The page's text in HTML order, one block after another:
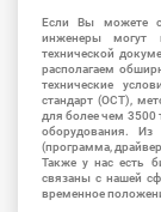
Если Вы можете
инженеры могут
технической
располагаем
технические
стандарт (ОСТ),
для более чем 3500
оборудования.
(программа,
Также у нас есть
связаны с нашей
временное